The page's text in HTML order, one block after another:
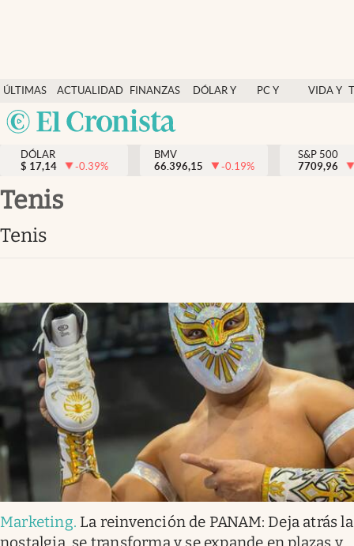
ÚLTIMAS
NOTICIAS
ACTUALIDAD
FINANZAS
Y
ECONOMÍA
DÓLAR Y
PC Y
VIDA Y
México
Actualidad
Finanzas y economía
Dólar y mercados
Opinión
Brand Strategy
Vida y estilo
Clima
Espiritualidad
Mediakit
abre en nueva pestaña
México
DÓLAR
$ 17,14 -0.39%
BMV
66.396,15
-0.19%
S&P 500
7709,96
tenis
tenis
Marketing. La reinvención de PANAM: Deja atrás la